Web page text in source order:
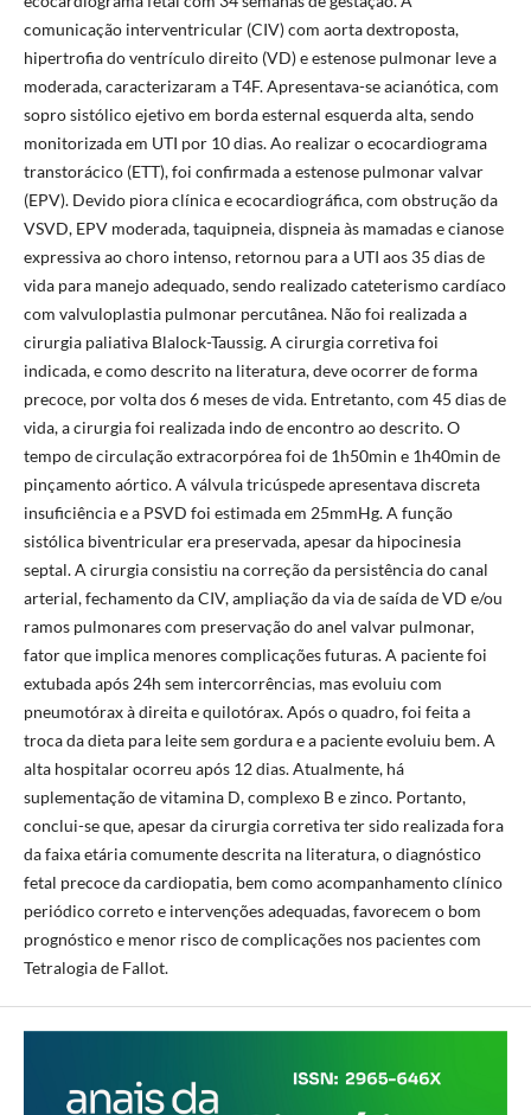
comunicação interventricular (CIV) com aorta dextroposta,
hipertrofia do ventrículo direito (VD) e estenose pulmonar leve a
moderada, caracterizaram a T4F. Apresentava-se acianótica, com
sopro sistólico ejetivo em borda esternal esquerda alta, sendo
monitorizada em UTI por 10 dias. Ao realizar o ecocardiograma
transtorácico (ETT), foi confirmada a estenose pulmonar valvar
(EPV). Devido piora clínica e ecocardiográfica, com obstrução da
VSVD, EPV moderada, taquipneia, dispneia às mamadas e cianose
expressiva ao choro intenso, retornou para a UTI aos 35 dias de
vida para manejo adequado, sendo realizado cateterismo cardíaco
com valvuloplastia pulmonar percutânea. Não foi realizada a
cirurgia paliativa Blalock-Taussig. A cirurgia corretiva foi
indicada, e como descrito na literatura, deve ocorrer de forma
precoce, por volta dos 6 meses de vida. Entretanto, com 45 dias de
vida, a cirurgia foi realizada indo de encontro ao descrito. O
tempo de circulação extracorpórea foi de 1h50min e 1h40min de
pinçamento aórtico. A válvula tricúspede apresentava discreta
insuficiência e a PSVD foi estimada em 25mmHg. A função
sistólica biventricular era preservada, apesar da hipocinesia
septal. A cirurgia consistiu na correção da persistência do canal
arterial, fechamento da CIV, ampliação da via de saída de VD e/ou
ramos pulmonares com preservação do anel valvar pulmonar,
fator que implica menores complicações futuras. A paciente foi
extubada após 24h sem intercorrências, mas evoluiu com
pneumotórax à direita e quilotórax. Após o quadro, foi feita a
troca da dieta para leite sem gordura e a paciente evoluiu bem. A
alta hospitalar ocorreu após 12 dias. Atualmente, há
suplementação de vitamina D, complexo B e zinco. Portanto,
conclui-se que, apesar da cirurgia corretiva ter sido realizada fora
da faixa etária comumente descrita na literatura, o diagnóstico
fetal precoce da cardiopatia, bem como acompanhamento clínico
periódico correto e intervenções adequadas, favorecem o bom
prognóstico e menor risco de complicações nos pacientes com
Tetralogia de Fallot.